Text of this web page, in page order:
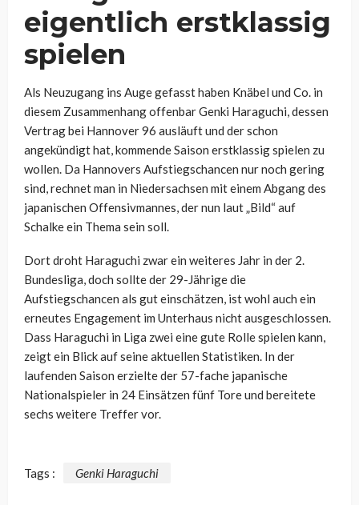
eigentlich erstklassig
spielen
Als Neuzugang ins Auge gefasst haben Knäbel und Co. in
diesem Zusammenhang offenbar Genki Haraguchi, dessen
Vertrag bei Hannover 96 ausläuft und der schon
angekündigt hat, kommende Saison erstklassig spielen zu
wollen. Da Hannovers Aufstiegschancen nur noch gering
sind, rechnet man in Niedersachsen mit einem Abgang des
japanischen Offensivmannes, der nun laut „Bild“ auf
Schalke ein Thema sein soll.
Dort droht Haraguchi zwar ein weiteres Jahr in der 2.
Bundesliga, doch sollte der 29-Jährige die
Aufstiegschancen als gut einschätzen, ist wohl auch ein
erneutes Engagement im Unterhaus nicht ausgeschlossen.
Dass Haraguchi in Liga zwei eine gute Rolle spielen kann,
zeigt ein Blick auf seine aktuellen Statistiken. In der
laufenden Saison erzielte der 57-fache japanische
Nationalspieler in 24 Einsätzen fünf Tore und bereitete
sechs weitere Treffer vor.
Tags : Genki Haraguchi